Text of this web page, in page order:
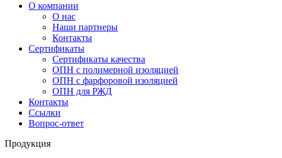
О компании
О нас
Наши партнеры
Контакты
Сертификаты
Сертификаты качества
ОПН с полимерной изоляцией
ОПН с фарфоровой изоляцией
ОПН для РЖД
Контакты
Ссылки
Вопрос-ответ
Продукция